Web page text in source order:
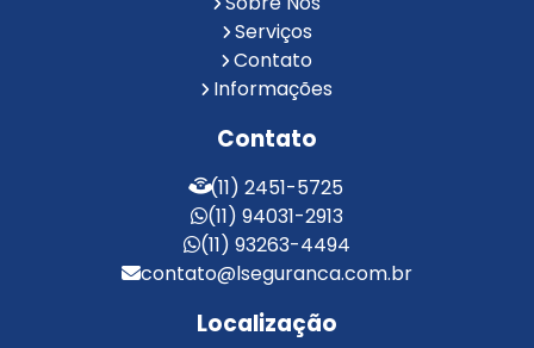
Reconhecimento Facial Portaria
Serviço de Limpeza Terceirizado
Serviço de Portaria e Limpeza
Serviços de Limpeza e Portaria
Terceirização de Facilities
Terceirização de Portaria
Zeladoria de Condomínios
Serviços
Contato
Informações
Contato
(11) 2451-5725
(11) 94031-2913
(11) 93263-4494
contato@lseguranca.com.br
Localização